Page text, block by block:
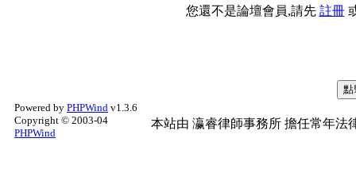
您還不是論壇會員,請先 註冊
Powered by PHPWind v1.3.6
Copyright © 2003-04
PHPWind
本站由 瀛睿律師事務所 擔任常年法